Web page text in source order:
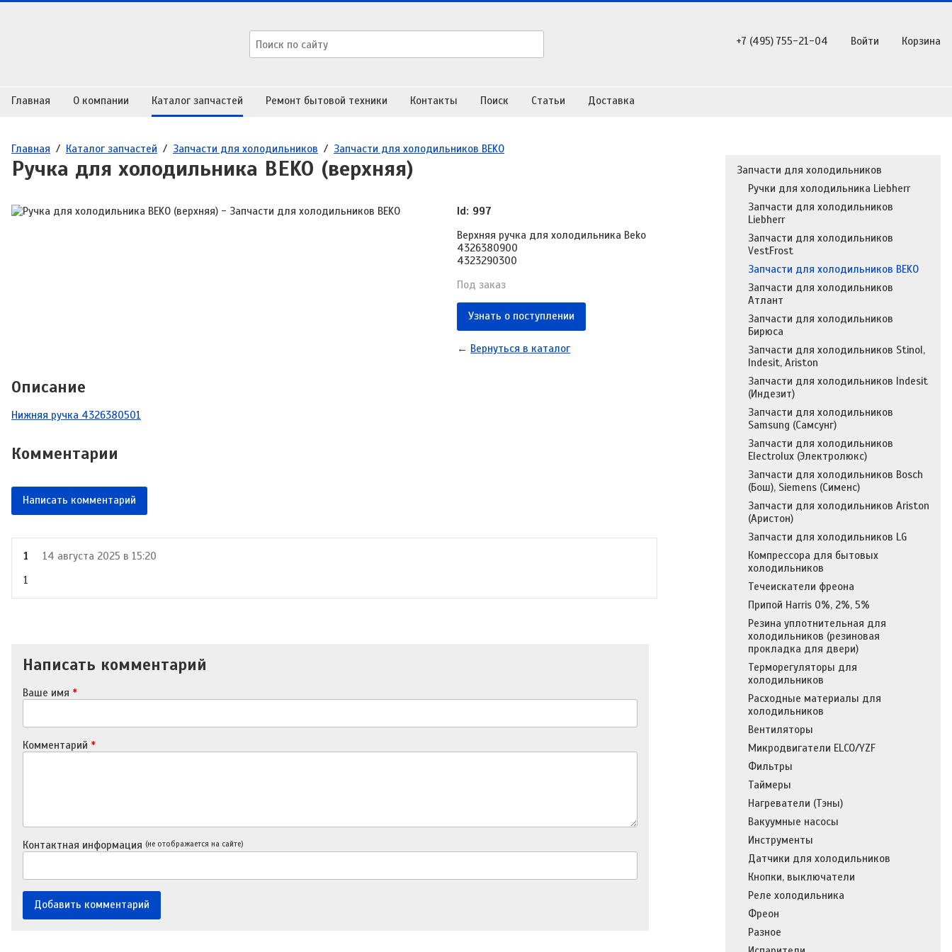
Корзина
Войти
+7 (495) 755-21-04
Главная О компании Каталог запчастей Ремонт бытовой техники Контакты Поиск Статьи Доставка
Главная / Каталог запчастей / Запчасти для холодильников / Запчасти для холодильников BEKO
Запчасти для холодильников
Ручки для холодильника Liebherr
Запчасти для холодильников
Liebherr
Запчасти для холодильников
VestFrost
Запчасти для холодильников BEKO
Запчасти для холодильников
Атлант
Запчасти для холодильников
Бирюса
Запчасти для холодильников Stinol,
Indesit, Ariston
Запчасти для холодильников Indesit
(Индезит)
Запчасти для холодильников
Samsung (Самсунг)
Запчасти для холодильников
Electrolux (Электролюкс)
Запчасти для холодильников Bosch
(Бош), Siemens (Сименс)
Запчасти для холодильников Ariston
(Аристон)
Запчасти для холодильников LG
Компрессора для бытовых
холодильников
Течеискатели фреона
Припой Harris 0%, 2%, 5%
Резина уплотнительная для
холодильников (резиновая
прокладка для двери)
Терморегуляторы для
холодильников
Расходные материалы для
холодильников
Вентиляторы
Микродвигатели ELCO/YZF
Фильтры
Таймеры
Нагреватели (Тэны)
Вакуумные насосы
Инструменты
Датчики для холодильников
Кнопки, выключатели
Реле холодильника
Фреон
Разное
Ручка для холодильника BEKO (верхняя)
Id: 997
Верхняя ручка для холодильника Beko
4326380900
4323290300
Под заказ
Узнать о поступлении
← Вернуться в каталог
Описание
Нижняя ручка 4326380501
Комментарии
Написать комментарий
1
14 августа 2025 в 15:20
1
Написать комментарий
Ваше имя *
Комментарий *
Контактная информация (не отображается на сайте)